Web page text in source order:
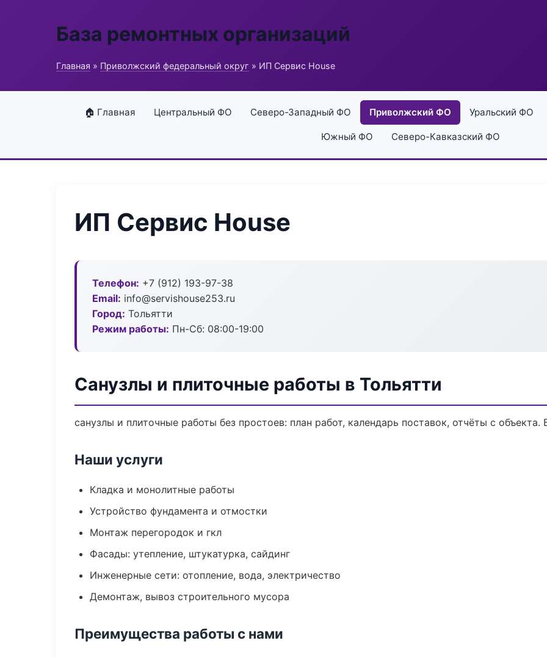
База ремонтных организаций
Главная » Приволжский федеральный округ » ИП Сервис House
🏠 Главная Центральный ФО Северо-Западный ФО Приволжский ФО Уральский ФО
Южный ФО Северо-Кавказский ФО
ИП Сервис House
Телефон: +7 (912) 193-97-38
Email: info@servishouse253.ru
Город: Тольятти
Режим работы: Пн-Сб: 08:00-19:00
Санузлы и плиточные работы в Тольятти
санузлы и плиточные работы без простоев: план работ, календарь поставок, отчёты с объекта.
Наши услуги
Кладка и монолитные работы
Устройство фундамента и отмостки
Монтаж перегородок и гкл
Фасады: утепление, штукатурка, сайдинг
Инженерные сети: отопление, вода, электричество
Демонтаж, вывоз строительного мусора
Преимущества работы с нами